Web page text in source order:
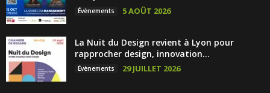
Évènements 5 AOÛT 2026
La Nuit du Design revient à Lyon pour
rapprocher design, innovation...
Évènements 29 JUILLET 2026